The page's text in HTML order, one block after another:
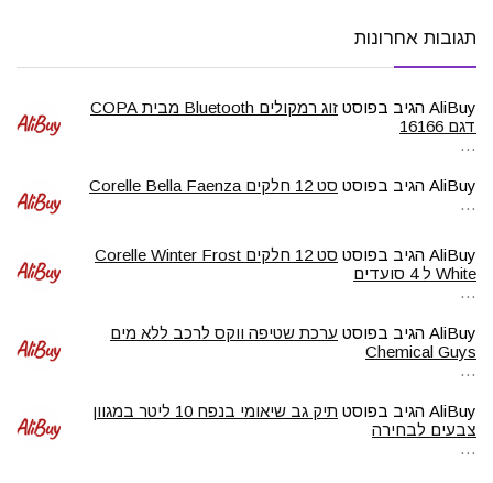
תגובות אחרונות
AliBuy הגיב בפוסט
זוג רמקולים Bluetooth מבית COPA
דגם 16166
…
AliBuy הגיב בפוסט סט 12 חלקים Corelle Bella Faenza
…
AliBuy הגיב בפוסט
סט 12 חלקים Corelle Winter Frost
White ל 4 סועדים
…
AliBuy הגיב בפוסט ערכת שטיפה ווקס לרכב ללא מים
Chemical Guys
…
AliBuy הגיב בפוסט
תיק גב שיאומי בנפח 10 ליטר במגוון
צבעים לבחירה
…